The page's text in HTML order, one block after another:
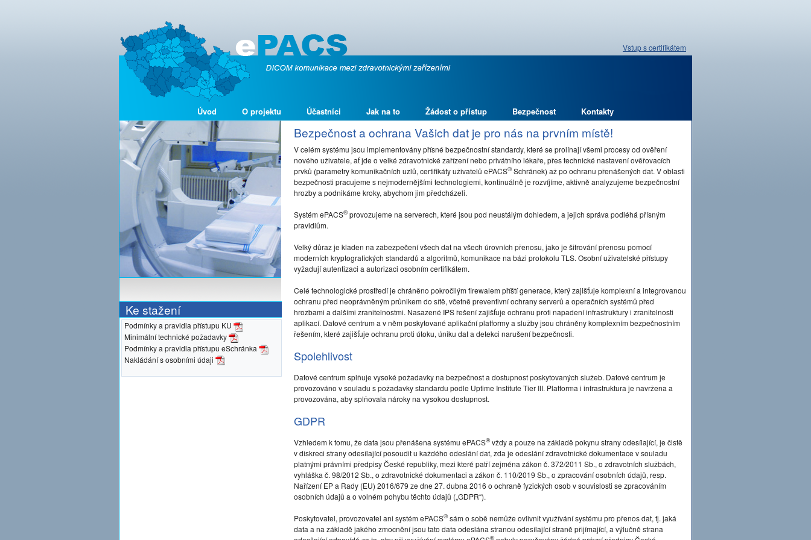
Vstup s certifikátem
Úvod O projektu Účastníci Jak na to Žádost o přístup Bezpečnost Kontakty
Ke stažení
Podmínky a pravidla přístupu KU
Minimální technické požadavky
Podmínky a pravidla přístupu eSchránka
Nakládání s osobními údaji
Bezpečnost a ochrana Vašich dat je pro nás na prvním místě!
V celém systému jsou implementovány přísné bezpečnostní standardy, které se prolínají všemi procesy od ověření
nového uživatele, ať jde o velké zdravotnické zařízení nebo privátního lékaře, přes technické nastavení ověřovacích
prvků (parametry komunikačních uzlů, certifikáty uživatelů ePACS®Schránek) až po ochranu přenášených dat. V oblasti
bezpečnosti pracujeme s nejmodernějšími technologiemi, kontinuálně je rozvíjíme, aktivně analyzujeme bezpečnostní
hrozby a podnikáme kroky, abychom jim předcházeli.
Systém ePACS®provozujeme na serverech, které jsou pod neustálým dohledem, a jejich správa podléhá přísným
pravidlům.
Velký důraz je kladen na zabezpečení všech dat na všech úrovních přenosu, jako je šifrování přenosu pomocí
moderních kryptografických standardů a algoritmů, komunikace na bázi protokolu TLS. Osobní uživatelské přístupy
vyžadují autentizaci a autorizaci osobním certifikátem.
Celé technologické prostředí je chráněno pokročilým firewalem příští generace, který zajišťuje komplexní a integrovanou
ochranu před neoprávněným průnikem do sítě, včetně preventivní ochrany serverů a operačních systémů před
hrozbami a dalšími zranitelnostmi. Nasazené IPS řešení zajišťuje ochranu proti napadení infrastruktury i zranitelnosti
aplikací. Datové centrum a v něm poskytované aplikační platformy a služby jsou chráněny komplexním bezpečnostním
řešením, které zajišťuje ochranu proti útoku, úniku dat a detekci narušení bezpečnosti.
Spolehlivost
Datové centrum splňuje vysoké požadavky na bezpečnost a dostupnost poskytovaných služeb. Datové centrum je
provozováno v souladu s požadavky standardu podle Uptime Institute Tier III. Platforma i infrastruktura je navržena a
provozována, aby splňovala nároky na vysokou dostupnost.
GDPR
Vzhledem k tomu, že data jsou přenášena systému ePACS®vždy a pouze na základě pokynu strany odesílající, je čistě
v diskreci strany odesílající posoudit u každého odeslání dat, zda je odeslání zdravotnické dokumentace v souladu
platnými právními předpisy České republiky, mezi které patří zejména zákon č. 372/2011 Sb., o zdravotních službách,
vyhláška č. 98/2012 Sb., o zdravotnické dokumentaci a zákon č. 110/2019 Sb., o zpracování osobních údajů, resp.
Nařízení EP a Rady (EU) 2016/679 ze dne 27. dubna 2016 o ochraně fyzických osob v souvislosti se zpracováním
osobních údajů a o volném pohybu těchto údajů („GDPR“).
Poskytovatel, provozovatel ani systém ePACS®sám o sobě nemůže ovlivnit využívání systému pro přenos dat, tj. jaká
data a na základě jakého zmocnění jsou tato data odeslána stranou odesílající straně přijímající, a výlučně strana
®